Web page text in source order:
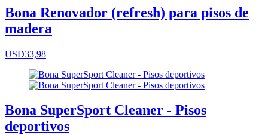
Bona Renovador (refresh) para pisos de
madera
USD33,98
Bona SuperSport Cleaner - Pisos
deportivos